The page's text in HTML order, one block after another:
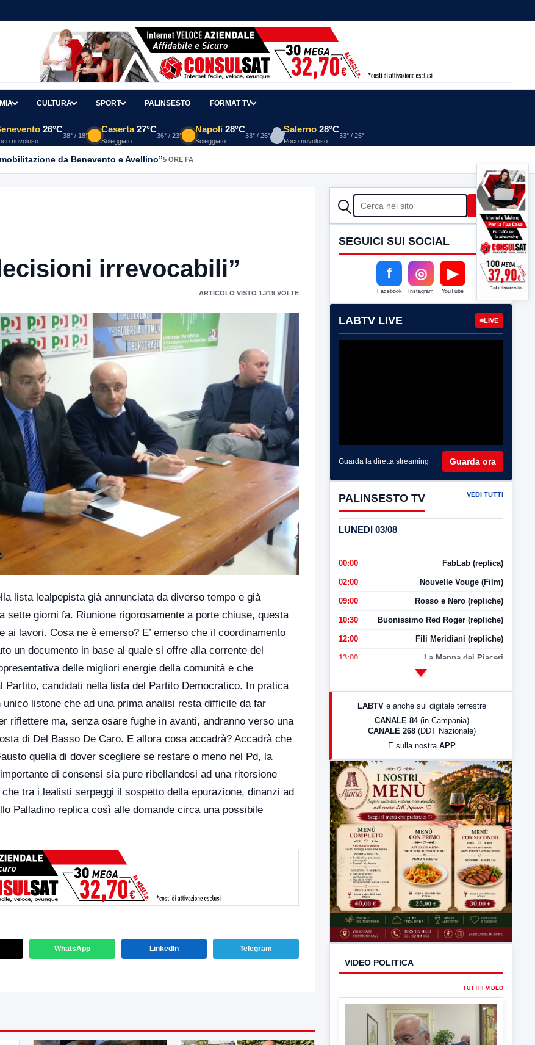
CULTURA SPORT PALINSESTO FORMAT TV
26°C
nuvoloso
38° / 18°
Caserta 27°C
Soleggiato
36° / 23°
Napoli 28°C
Soleggiato
33° / 26°
Salerno 28°C
Poco nuvoloso
33° / 25°
da Benevento e Avellino”5 ORE FA
irrevocabili”
ARTICOLO VISTO 1.219 VOLTE
lista lealpepista già annunciata da diverso tempo e già
sette giorni fa. Riunione rigorosamente a porte chiuse, questa
lavori. Cosa ne è emerso? E’ emerso che il coordinamento
un documento in base al quale si offre alla corrente del
delle migliori energie della comunità e che
candidati nella lista del Partito Democratico. In pratica
listone che ad una prima analisi resta difficile da far
riflettere ma, senza osare fughe in avanti, andranno verso una
di Del Basso De Caro. E allora cosa accadrà? Accadrà che
quella di dover scegliere se restare o meno nel Pd, la
di consensi sia pure ribellandosi ad una ritorsione
tra i lealisti serpeggi il sospetto della epurazione, dinanzi ad
Palladino replica così alle domande circa una possibile
WhatsApp LinkedIn Telegram
CERCA Cerca
SEGUICI SUI SOCIAL
f
Facebook
◎
Instagram
▶
YouTube
LABTV LIVE LIVE
Guarda la diretta streaming Guarda ora
PALINSESTO TV VEDI TUTTI
LUNEDI 03/08
00:00 FabLab (replica)
02:00 Nouvelle Vouge (Film)
09:00 Rosso e Nero (repliche)
10:30 Buonissimo Red Roger (repliche)
12:00 Fili Meridiani (repliche)
13:00 La Mappa dei Piaceri
LabNews (Diretta)
23:00 LabNews (replica)
LABTV e anche sul digitale terrestre
CANALE 84 (in Campania)
CANALE 268 (DDT Nazionale)
E sulla nostra APP
VIDEO POLITICA
TUTTI I VIDEO